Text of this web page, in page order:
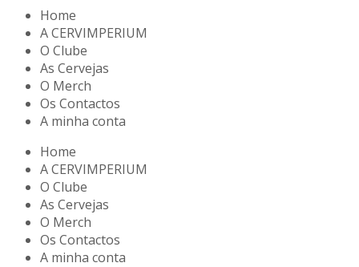
Home
A CERVIMPERIUM
O Clube
As Cervejas
O Merch
Os Contactos
A minha conta
Home
A CERVIMPERIUM
O Clube
As Cervejas
O Merch
Os Contactos
A minha conta